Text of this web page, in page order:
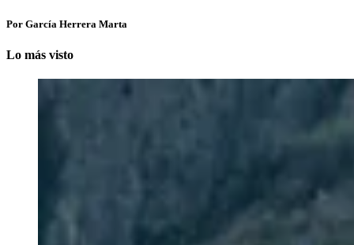
Por García Herrera Marta
Lo más visto